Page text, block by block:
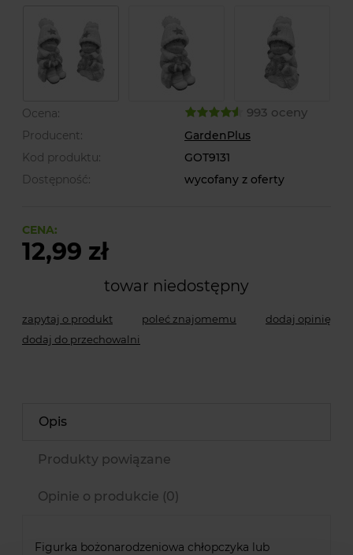
Ocena: 993 oceny
Producent:
GardenPlus
Kod produktu:
GOT9131
Dostępność:
wycofany z oferty
CENA:
12,99 zł
towar niedostępny
zapytaj o produkt poleć znajomemu
dodaj opinię
dodaj do przechowalni
Opis
Produkty powiązane
Opinie o produkcie (0)
Figurka bożonarodzeniowa chłopczyka lub